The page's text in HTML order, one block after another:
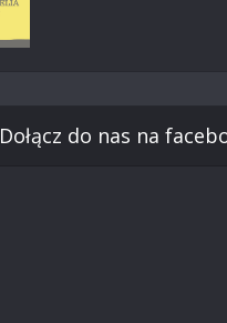
Dołącz do nas na